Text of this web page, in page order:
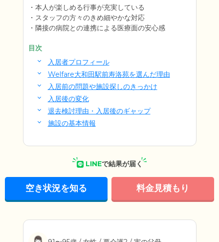
本人が楽しめる行事が充実している
スタッフの方々のきめ細やかな対応
隣接の病院との連携による医療面の安心感
目次
入居者プロフィール
Welfare大和田駅前寿洛苑を選んだ理由
入居前の問題や施設探しのきっかけ
入居後の変化
退去検討理由・入居後のギャップ
施設の基本情報
LINEで結果が届く
空き状況を知る 料金見積もり